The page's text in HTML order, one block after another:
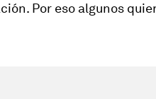
Por eso algunos